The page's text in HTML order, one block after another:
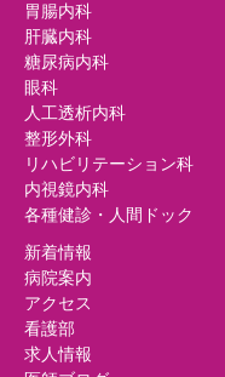
胃腸内科
肝臓内科
糖尿病内科
眼科
人工透析内科
整形外科
リハビリテーション科
内視鏡内科
各種健診・人間ドック
新着情報
病院案内
アクセス
看護部
求人情報